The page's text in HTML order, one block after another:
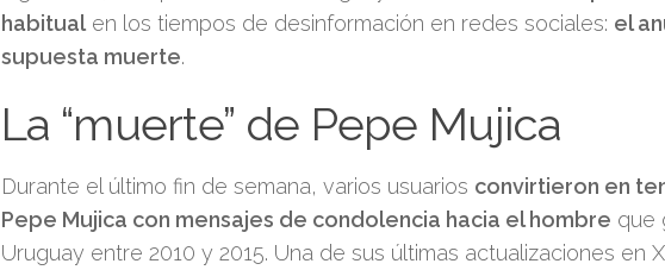
habitual en los tiempos de desinformación en redes sociales: el
supuesta muerte.
La “muerte” de Pepe Mujica
Durante el último fin de semana, varios usuarios convirtieron en
Pepe Mujica con mensajes de condolencia hacia el hombre que
Uruguay entre 2010 y 2015. Una de sus últimas actualizaciones en